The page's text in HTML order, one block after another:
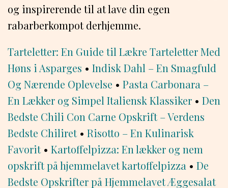
og inspirerende til at lave din egen
rabarberkompot derhjemme.
Tarteletter: En Guide til Lækre Tarteletter Med
Høns i Asparges • Indisk Dahl – En Smagfuld
Og Nærende Oplevelse • Pasta Carbonara –
En Lækker og Simpel Italiensk Klassiker • Den
Bedste Chili Con Carne Opskrift – Verdens
Bedste Chiliret• Risotto – En Kulinarisk
Favorit• Kartoffelpizza: En lækker og nem
opskrift på hjemmelavet kartoffelpizza • De
Bedste Opskrifter på Hjemmelavet Æggesalat